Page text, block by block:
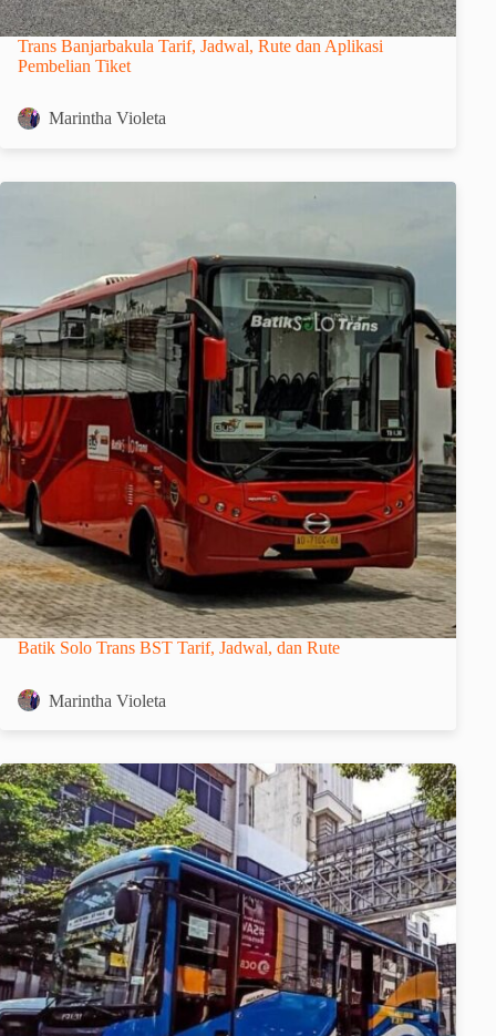
Trans Banjarbakula Tarif, Jadwal, Rute dan Aplikasi
Pembelian Tiket
Marintha Violeta
Batik Solo Trans BST Tarif, Jadwal, dan Rute
Marintha Violeta